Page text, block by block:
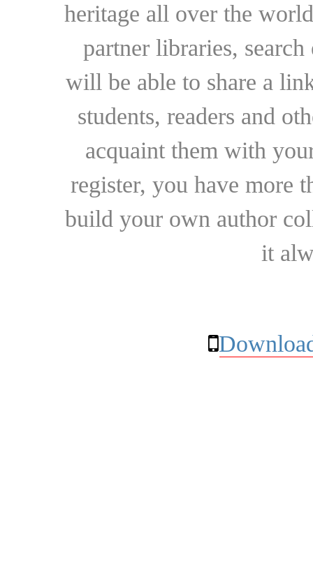
heritage all over the
partner libraries,
will be able to share a
students, readers and
acquaint them with
register, you have more
build your own author
it